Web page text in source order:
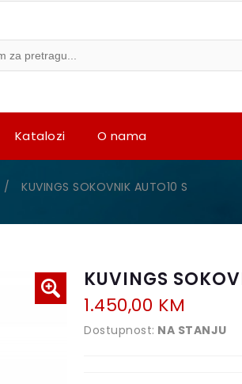
Katalozi O nama
/ KUVINGS SOKOVNIK AUTO10 S
KUVINGS
1.450,00 KM
Dostupnost: NA STANJU